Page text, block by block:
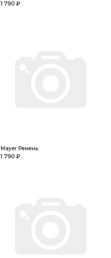
1 790 ₽
Mayer Ремень
1 790 ₽